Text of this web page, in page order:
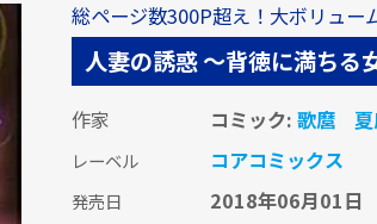
総ページ数300P超え！大ボリュー
人妻の誘惑 ～背徳に満ちる
作家 コミック: 歌麿
レーベル コアコミックス
発売日 2018年06月01日